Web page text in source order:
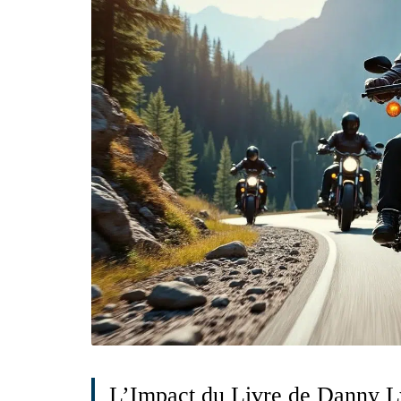
L’Impact du Livre de Danny